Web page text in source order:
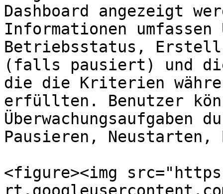
Dashboard angezeigt
Informationen umfassen
Betriebsstatus,
(falls pausiert) und
die die Kriterien
erfüllten. Benutzer
Pausieren, Neustarten,
<figure><img